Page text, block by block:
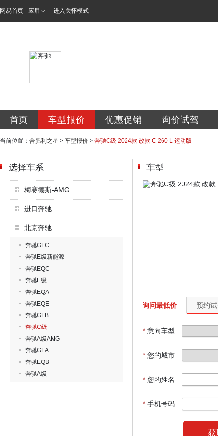
网易首页 应用 进入关怀模式
首页 车型报价 优惠促销 询价试驾
当前位置： 合肥利之星 > 车型报价 > 奔驰C级 2024款 改款 C 260 L 运动版
选择车系
梅赛德斯-AMG
进口奔驰
北京奔驰
奔驰GLC
奔驰E级新能源
奔驰EQC
奔驰E级
奔驰EQA
奔驰EQE
奔驰GLB
奔驰C级
奔驰A级AMG
奔驰GLA
奔驰EQB
奔驰A级
车型
询问最低价 预约
* 意向车型
* 您的城市
* 您的姓名
* 手机号码
获